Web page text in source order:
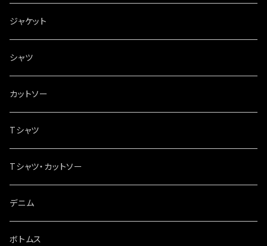
ジャケット
シャツ
カットソー
Tシャツ
Tシャツ・カットソー
デニム
ボトムス